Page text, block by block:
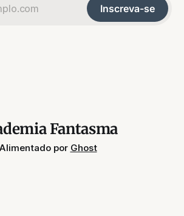
Inscreva-se
Fantasma
Alimentado por Ghost